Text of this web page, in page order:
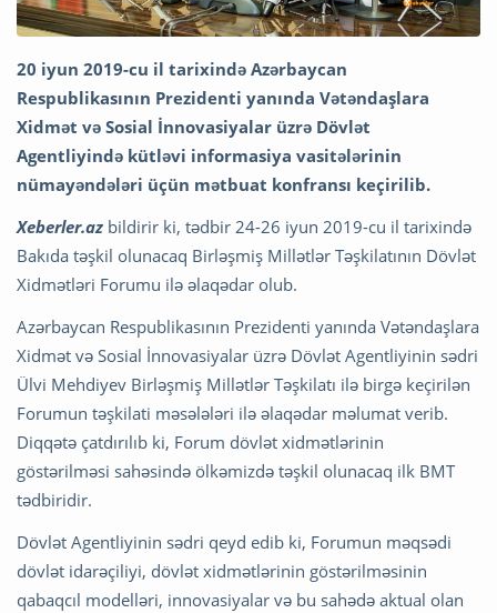
20 iyun 2019-cu il tarixində Azərbaycan
Respublikasının Prezidenti yanında Vətəndaşlara
Xidmət və Sosial İnnovasiyalar üzrə Dövlət
Agentliyində kütləvi informasiya vasitələrinin
nümayəndələri üçün mətbuat konfransı keçirilib.
Xeberler.az bildirir ki, tədbir 24-26 iyun 2019-cu il tarixində
Bakıda təşkil olunacaq Birləşmiş Millətlər Təşkilatının Dövlət
Xidmətləri Forumu ilə əlaqədar olub.
Azərbaycan Respublikasının Prezidenti yanında Vətəndaşlara
Xidmət və Sosial İnnovasiyalar üzrə Dövlət Agentliyinin sədri
Ülvi Mehdiyev Birləşmiş Millətlər Təşkilatı ilə birgə keçirilən
Forumun təşkilati məsələləri ilə əlaqədar məlumat verib.
Diqqətə çatdırılıb ki, Forum dövlət xidmətlərinin
göstərilməsi sahəsində ölkəmizdə təşkil olunacaq ilk BMT
tədbiridir.
Dövlət Agentliyinin sədri qeyd edib ki, Forumun məqsədi
dövlət idarəçiliyi, dövlət xidmətlərinin göstərilməsinin
qabaqcıl modelləri, innovasiyalar və bu sahədə aktual olan